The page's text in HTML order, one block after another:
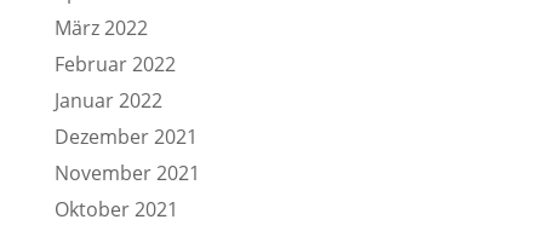
März 2022
Februar 2022
Januar 2022
Dezember 2021
November 2021
Oktober 2021